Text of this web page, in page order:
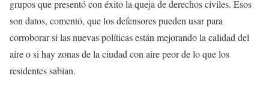
grupos que presentó con éxito la queja de derechos civiles. Esos
son datos, comentó, que los defensores pueden usar para
corroborar si las nuevas políticas están mejorando la calidad del
aire o si hay zonas de la ciudad con aire peor de lo que los
residentes sabían.